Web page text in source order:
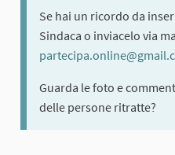
Se hai un ricordo da
Sindaca o inviacelo via
Guarda le foto e
delle persone ritratte?